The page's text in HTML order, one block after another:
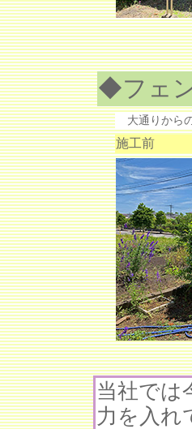
◆フェ
大通りから
施工前
当社では
力を入れ